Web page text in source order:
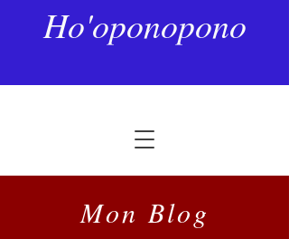
Ho'oponopono
Mon Blog